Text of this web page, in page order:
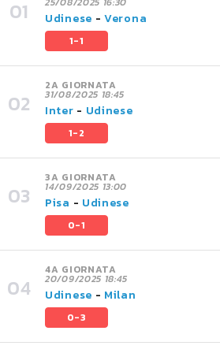
Udinese -Verona
1-1
2A GIORNATA
31/08/2025 18:45
Inter - Udinese
1-2
3A GIORNATA
14/09/2025 13:00
Pisa - Udinese
0-1
4A GIORNATA
20/09/2025 18:45
Udinese - Milan
0-3